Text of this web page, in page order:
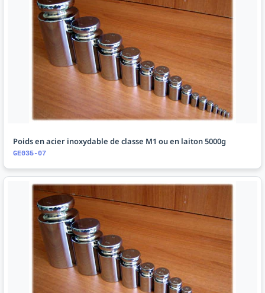
Poids en acier inoxydable de classe M1 ou en laiton 5000g
GE035-07